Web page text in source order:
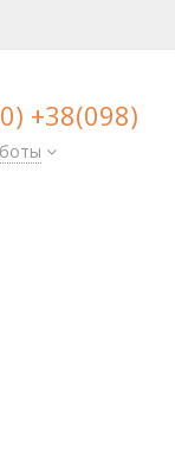
+38(098)